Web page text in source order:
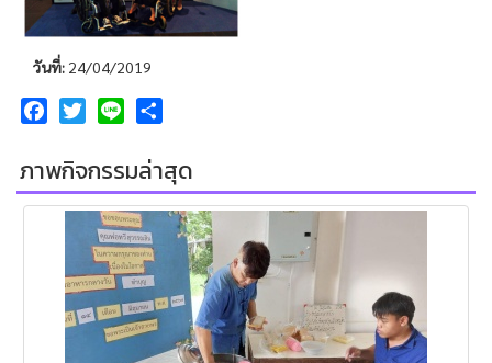
วันที่: 24/04/2019
FacebookTwitterLine
ภาพกิจกรรมล่าสุด